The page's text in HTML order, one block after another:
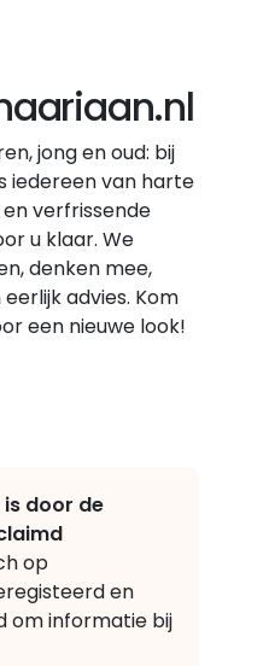
jong en oud: bij
iedereen van harte
verfrissende
u klaar. We
denken mee,
advies. Kom
een nieuwe look!
is door de
op
en
om informatie bij